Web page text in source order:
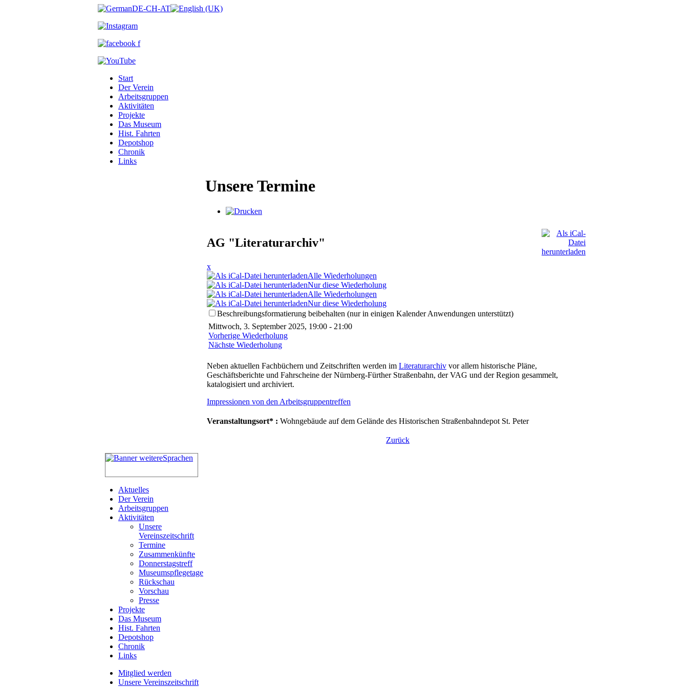
Start
Der Verein
Arbeitsgruppen
Aktivitäten
Projekte
Das Museum
Hist. Fahrten
Depotshop
Chronik
Links
Unsere Termine
AG "Literaturarchiv"
x
Alle Wiederholungen
Nur diese Wiederholung
Alle Wiederholungen
Nur diese Wiederholung
Beschreibungsformatierung beibehalten (nur in einigen Kalender Anwendungen unterstützt)
Mittwoch, 3. September 2025, 19:00 - 21:00
Vorherige Wiederholung
Nächste Wiederholung
Neben aktuellen Fachbüchern und Zeitschriften werden im Literaturarchiv vor allem historische Pläne,
Geschäftsberichte und Fahrscheine der Nürnberg-Fürther Straßenbahn, der VAG und der Region gesammelt,
katalogisiert und archiviert.
Impressionen von den Arbeitsgruppentreffen
Veranstaltungsort* : Wohngebäude auf dem Gelände des Historischen Straßenbahndepot St. Peter
Zurück
Aktuelles
Der Verein
Arbeitsgruppen
Aktivitäten
Unsere
Vereinszeitschrift
Termine
Zusammenkünfte
Donnerstagstreff
Museumspflegetage
Rückschau
Vorschau
Presse
Projekte
Das Museum
Hist. Fahrten
Depotshop
Chronik
Links
Mitglied werden
Unsere Vereinszeitschrift